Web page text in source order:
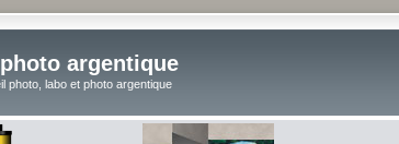
argentique
photo, labo et photo argentique